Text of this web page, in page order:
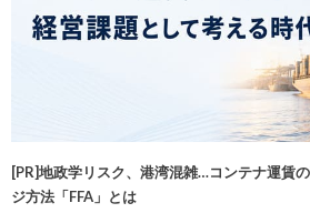
[PR]地政学リスク、港湾混雑…コンテナ運賃
ジ方法「FFA」とは